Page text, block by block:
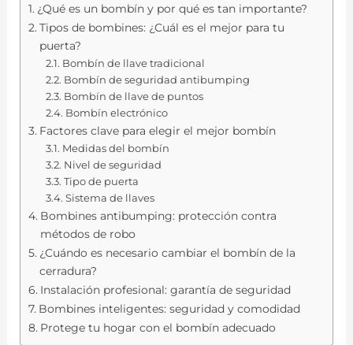
¿Qué es un bombín y por qué es tan importante?
Tipos de bombines: ¿Cuál es el mejor para tu
puerta?
Bombín de llave tradicional
Bombín de seguridad antibumping
Bombín de llave de puntos
Bombín electrónico
Factores clave para elegir el mejor bombín
Medidas del bombín
Nivel de seguridad
Tipo de puerta
Sistema de llaves
Bombines antibumping: protección contra
métodos de robo
¿Cuándo es necesario cambiar el bombín de la
cerradura?
Instalación profesional: garantía de seguridad
Bombines inteligentes: seguridad y comodidad
Protege tu hogar con el bombín adecuado